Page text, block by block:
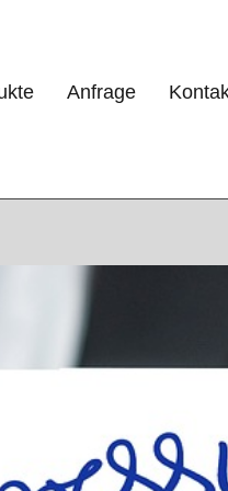
Anfrage